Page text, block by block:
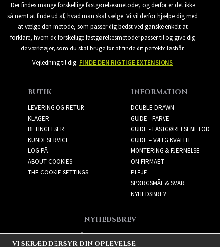
Der findes mange forskellige fastgørelsesmetoder, og derfor er det ikke
så nemt at finde ud af, hvad man skal vælge. Vi vil derfor hjælpe dig med
at vælge den metode, som passer dig bedst ved ganske enkelt at
forklare, hvem de forskellige fastgørelsesmetoder passer til og give dig
de værktøjer, som du skal bruge for at finde dit perfekte løshår.
Vejledning til dig: FINDE DEN RIGTIGE EXTENSIONS
BUTIK
LEVERING OG RETUR
KLAGER
BETINGELSER
KUNDESERVICE
LOG PÅ
ABOUT COOKIES
THE COOKIE SETTINGS
INFORMATION
DOUBLE DRAWN
GUIDE - FARVE
GUIDE - FASTGØRELSEMETOD
GUIDE – VÆLG KVALITET
MONTERING & FJERNELSE
OM FIRMAET
PLEJE
SPØRGSMÅL & SVAR
NYHEDSBREV
NYHEDSBREV
Få de bedste tilbud og
VI SKRÆDDERSYR DIN OPLEVELSE